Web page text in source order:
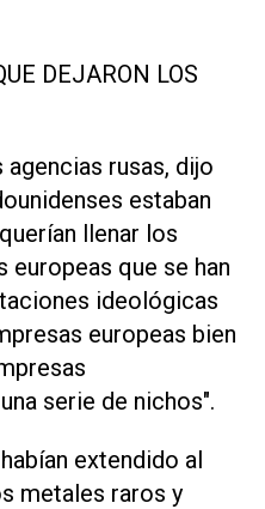
DEJARON LOS
rusas, dijo
estaban
llenar los
europeas que se han
ideológicas
europeas bien
serie de nichos".
extendido al
metales raros y